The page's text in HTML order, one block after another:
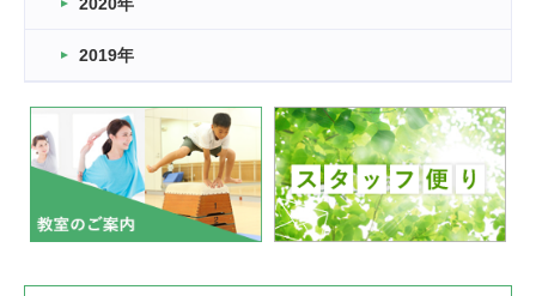
緑ケ丘体育館
いたっぼーる大会☆彡
緑ケ丘体育館
2022.07.03
市内総合体育大会が開始
緑ケ丘体育館 猪名川運動広場
古池運動広場
2019年